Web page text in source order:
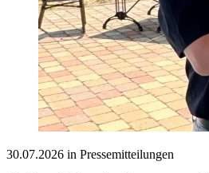
30.07.2026 in Pressemitteilungen